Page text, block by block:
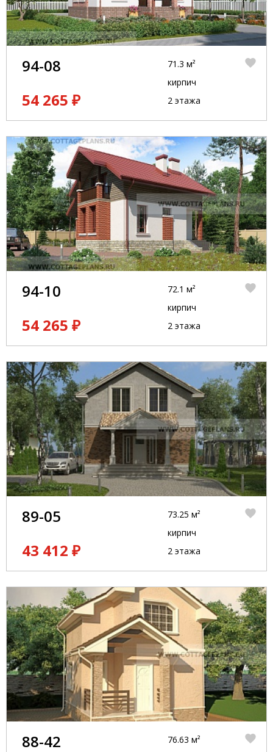
94-08
54 265 ₽
71.3 м²
кирпич
2 этажа
94-10
54 265 ₽
72.1 м²
кирпич
2 этажа
89-05
43 412 ₽
73.25 м²
кирпич
2 этажа
88-42 76.63 м²